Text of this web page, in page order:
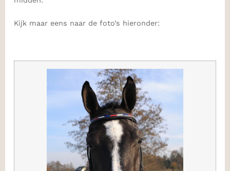
Kijk maar eens naar de foto’s hieronder: